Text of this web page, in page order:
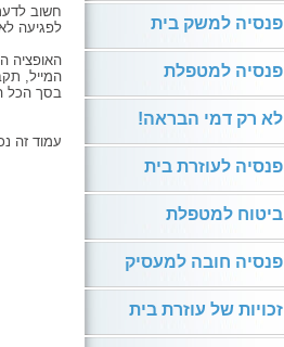
פנסיה למשק בית
פנסיה למטפלת
לא רק דמי הבראה!
פנסיה לעוזרת בית
ביטוח למטפלת
פנסיה חובה למעסיק
זכויות של עוזרת בית
חשוב
לפגיעה
האופציה
המייל,
בסך הכל
עמוד זה